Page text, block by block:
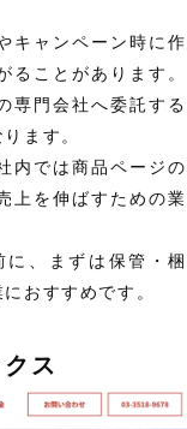
キャンペーン時に作
ことがあります。
専門会社へ委託する
ます。
内では商品ページの
上を伸ばすための業
、まずは保管・梱
おすすめです。
ス